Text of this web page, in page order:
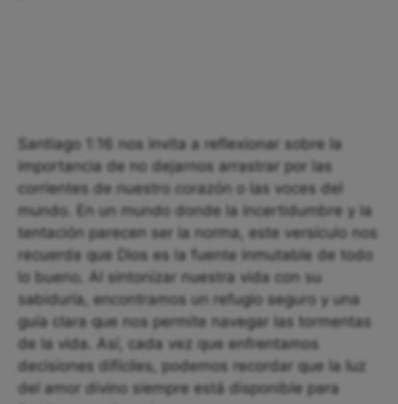
Santiago 1:16 nos invita a reflexionar sobre la
importancia de no dejarnos arrastrar por las
corrientes de nuestro corazón o las voces del
mundo. En un mundo donde la incertidumbre y la
tentación parecen ser la norma, este versículo nos
recuerda que Dios es la fuente inmutable de todo
lo bueno. Al sintonizar nuestra vida con su
sabiduría, encontramos un refugio seguro y una
guía clara que nos permite navegar las tormentas
de la vida. Así, cada vez que enfrentamos
decisiones difíciles, podemos recordar que la luz
del amor divino siempre está disponible para